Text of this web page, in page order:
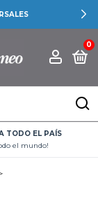
0
TODO EL PAÍS
el mundo!
>